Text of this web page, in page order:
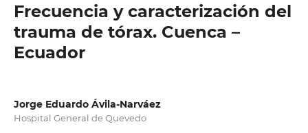
Frecuencia y caracterización del
trauma de tórax. Cuenca –
Ecuador
Jorge Eduardo Ávila-Narváez
Hospital General de Quevedo